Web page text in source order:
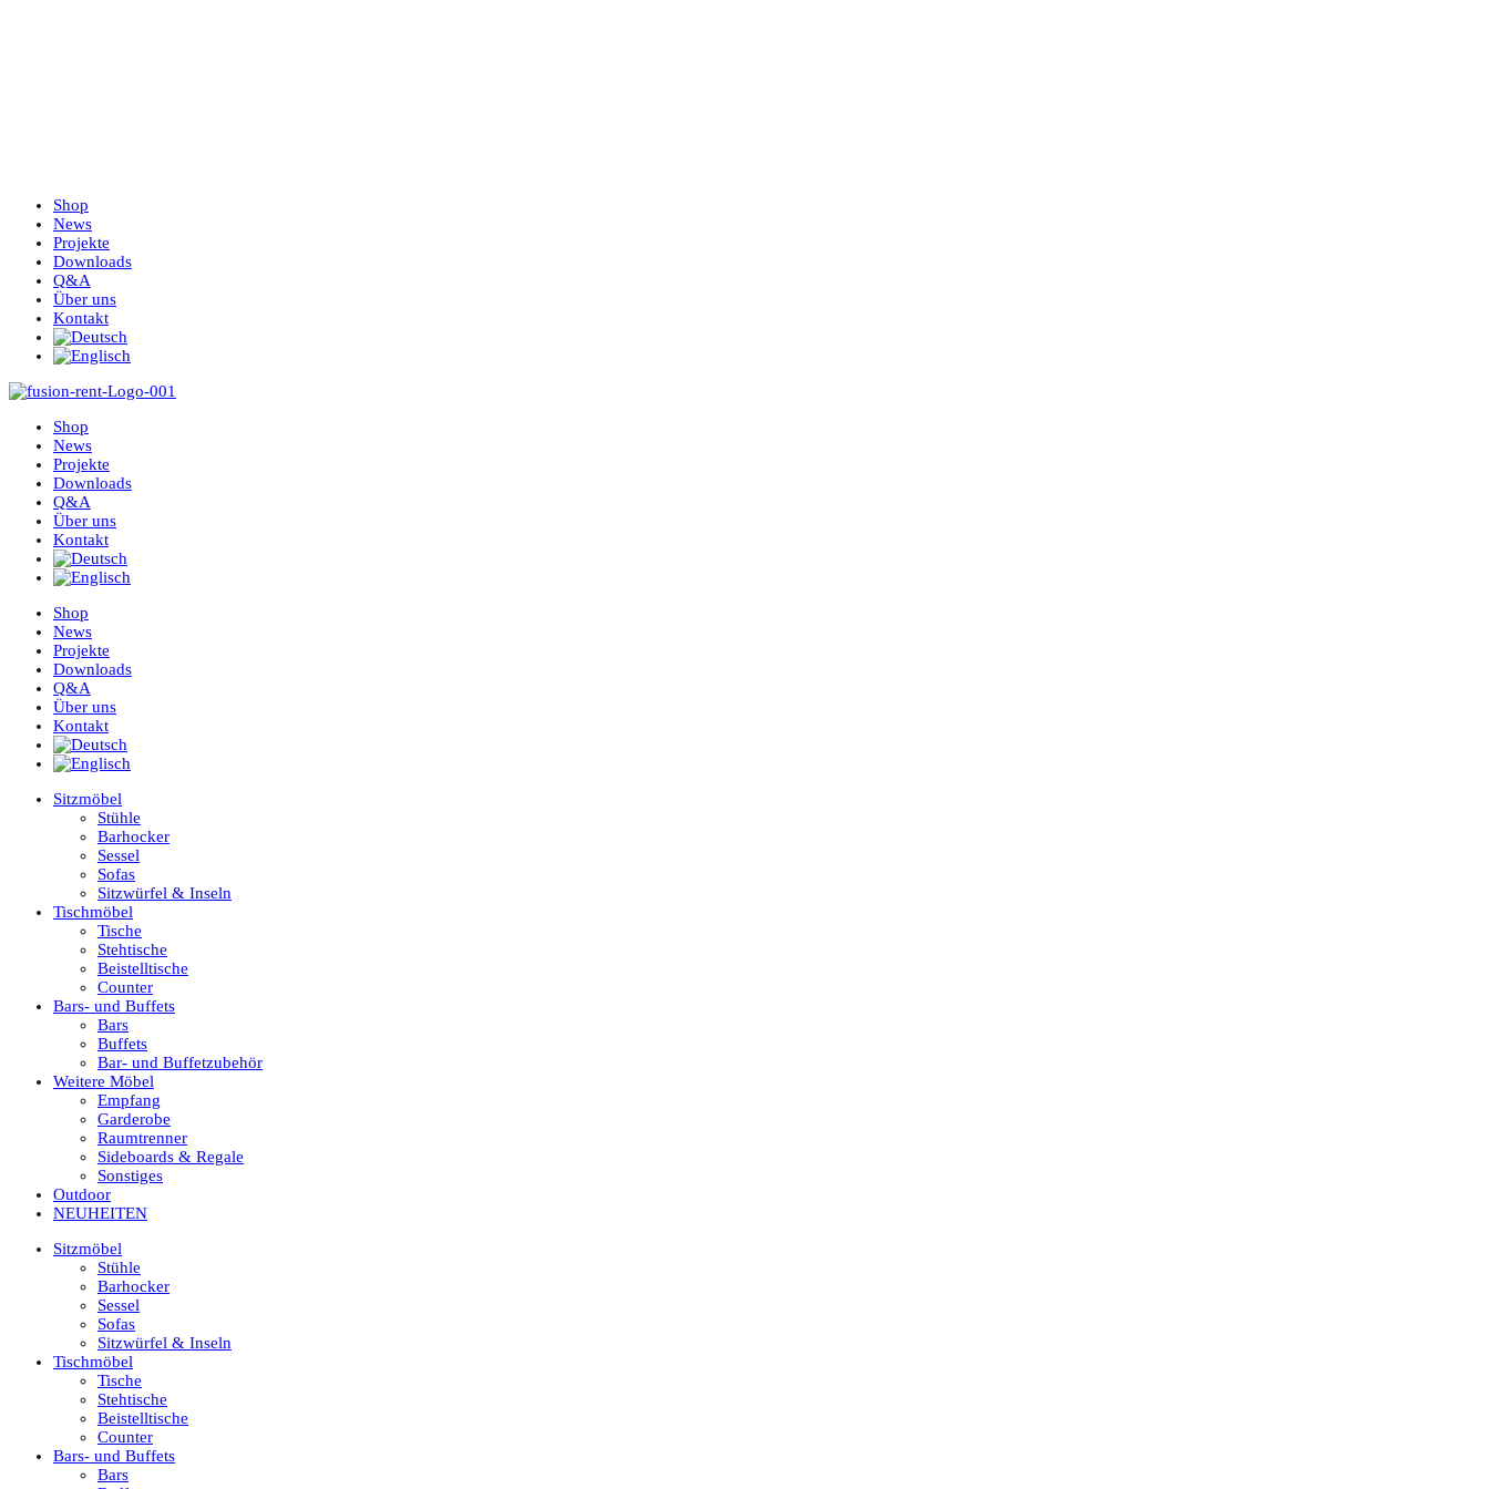
Shop
News
Projekte
Downloads
Q&A
Über uns
Kontakt
Shop
News
Projekte
Downloads
Q&A
Über uns
Kontakt
Shop
News
Projekte
Downloads
Q&A
Über uns
Kontakt
Sitzmöbel
Stühle
Barhocker
Sessel
Sofas
Sitzwürfel & Inseln
Tischmöbel
Tische
Stehtische
Beistelltische
Counter
Bars- und Buffets
Bars
Buffets
Bar- und Buffetzubehör
Weitere Möbel
Empfang
Garderobe
Raumtrenner
Sideboards & Regale
Sonstiges
Outdoor
NEUHEITEN
Sitzmöbel
Stühle
Barhocker
Sessel
Sofas
Sitzwürfel & Inseln
Tischmöbel
Tische
Stehtische
Beistelltische
Counter
Bars- und Buffets
Bars